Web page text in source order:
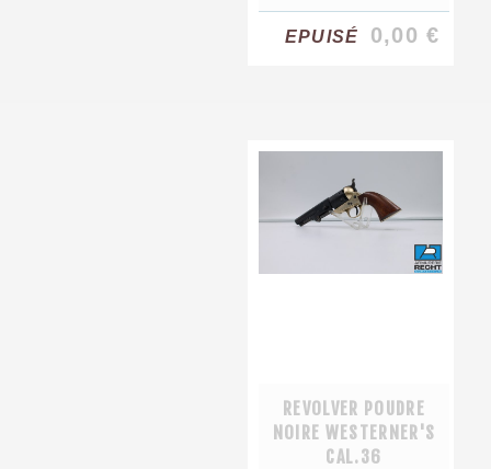
EPUISÉ 0,00 €
REVOLVER POUDRE
NOIRE WESTERNER'S
CAL.36